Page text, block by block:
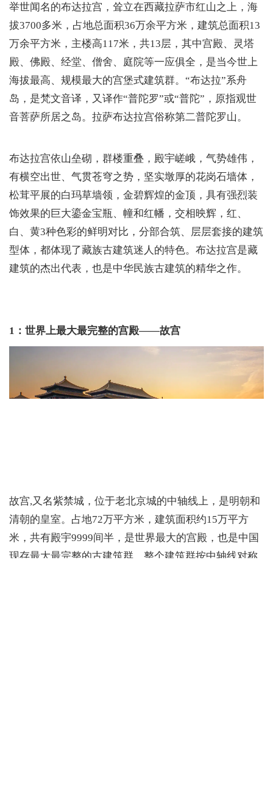
举世闻名的布达拉宫，耸立在西藏拉萨市红山之上，海
拔3700多米，占地总面积36万余平方米，建筑总面积13
万余平方米，主楼高117米，共13层，其中宫殿、灵塔
殿、佛殿、经堂、僧舍、庭院等一应俱全，是当今世上
海拔最高、规模最大的宫堡式建筑群。“布达拉”系舟
岛，是梵文音译，又译作“普陀罗”或“普陀”，原指观世
音菩萨所居之岛。拉萨布达拉宫俗称第二普陀罗山。
布达拉宫依山垒砌，群楼重叠，殿宇嵯峨，气势雄伟，
有横空出世、气贯苍穹之势，坚实墩厚的花岗石墙体，
松茸平展的白玛草墙领，金碧辉煌的金顶，具有强烈装
饰效果的巨大鎏金宝瓶、幢和红幡，交相映辉，红、
白、黄3种色彩的鲜明对比，分部合筑、层层套接的建筑
型体，都体现了藏族古建筑迷人的特色。布达拉宫是藏
建筑的杰出代表，也是中华民族古建筑的精华之作。
1：世界上最大最完整的宫殿——故宫
故宫,又名紫禁城，位于老北京城的中轴线上，是明朝和
清朝的皇室。占地72万平方米，建筑面积约15万平方
米，共有殿宇9999间半，是世界最大的宫殿，也是中国
现存最大最完整的古建筑群。整个建筑群按中轴线对称